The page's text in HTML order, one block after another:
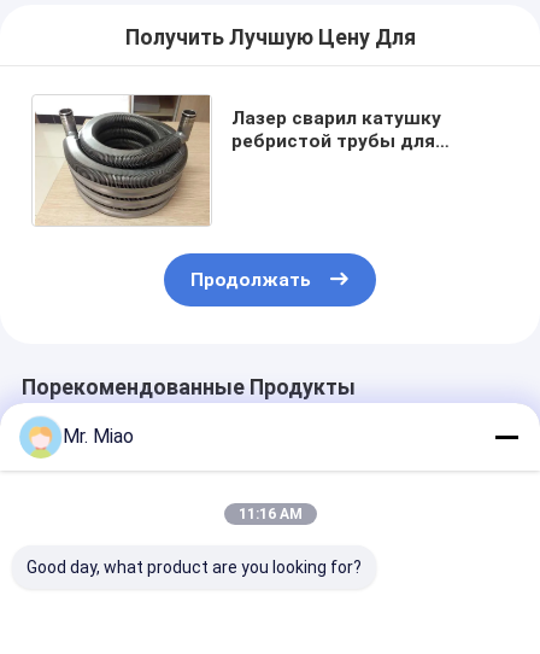
Получить Лучшую Цену Для
Лазер сварил катушку
ребристой трубы для
Продолжать
Порекомендованные Продукты
Mr. Miao
11:16 AM
Good day, what product are you looking for?